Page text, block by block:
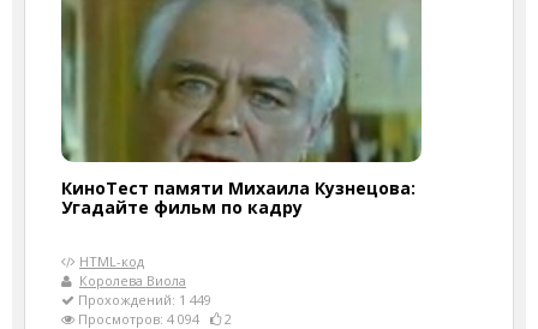
КиноТест памяти Михаила Кузнецова:
Угадайте фильм по кадру
HTML-код
Королева Виола
Прохождений: 1 449
Просмотров: 4 094
2